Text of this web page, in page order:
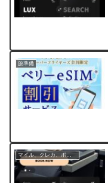
旅準備
マイル、クレカ、ポイ活